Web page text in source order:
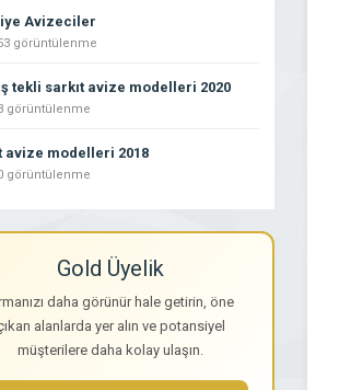
Avizeciler
görüntülenme
tekli sarkıt avize modelleri 2020
görüntülenme
avize modelleri 2018
görüntülenme
Gold Üyelik
daha görünür hale getirin, öne
alanlarda yer alın ve potansiyel
müşterilere daha kolay ulaşın.